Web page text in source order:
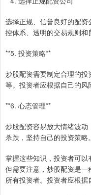
选择正规、信誉良好的配
控体系、透明的交易规则和
**5. 投资策略**
炒股配资需要制定合理的
等。投资者应根据自己的风
**6. 心态管理**
炒股配资容易放大情绪波
杀跌，坚持自己的投资策略。
掌握这些知识，投资者可以
但需要注意，炒股配资是
所有投资者。投资者应根据